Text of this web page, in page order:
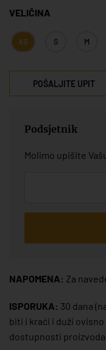
VELIČINA
XS S M
POŠALJITE UPIT
Podsjetnik
Molimo upišite
NAPOMENA: Za
ISPORUKA: 30 dana
biti i kraći i duži
dostupnosti